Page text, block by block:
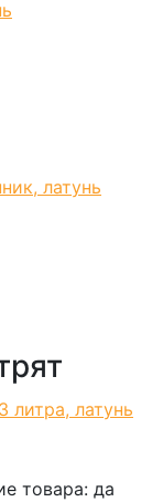
товара: да